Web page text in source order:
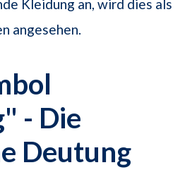
Kleidung an, wird dies als
angesehen.
- Die
Deutung